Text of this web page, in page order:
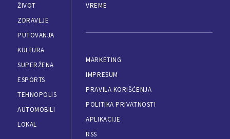
ŽIVOT
ZDRAVLJE
PUTOVANJA
KULTURA
SUPERŽENA
ESPORTS
TEHNOPOLIS
AUTOMOBILI
LOKAL
VREME
MARKETING
IMPRESUM
PRAVILA KORIŠĆENJA
POLITIKA PRIVATNOSTI
APLIKACIJE
RSS